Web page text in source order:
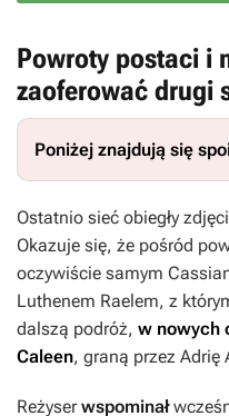
Powroty postaci i
zaoferować drugi
Poniżej znajdują się
Ostatnio sieć obiegły
Okazuje się, że pośród
oczywiście samym
Luthenem Raelem, z
dalszą podróż, w nowych
Caleen, graną przez Adrię
Reżyserwspominał